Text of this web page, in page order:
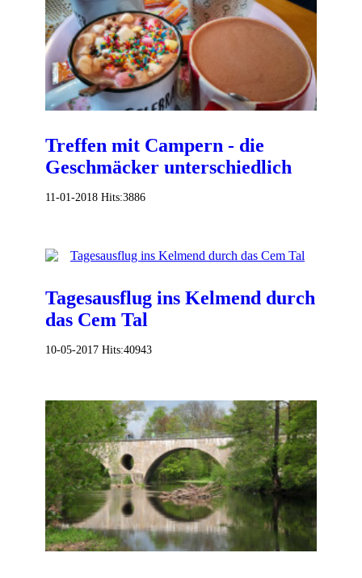
Treffen mit Campern - die
Geschmäcker unterschiedlich
11-01-2018 Hits:3886
Tagesausflug ins Kelmend durch
das Cem Tal
10-05-2017 Hits:40943